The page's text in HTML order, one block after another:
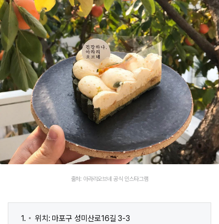
출처: 아라리오브네 공식 인스타그램
위치: 마포구 성미산로16길 3-3